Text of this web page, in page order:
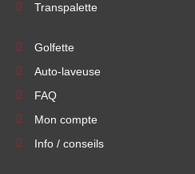
Transpalette
Golfette
Auto-laveuse
FAQ
Mon compte
Info / conseils